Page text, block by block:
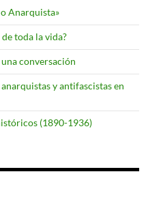
Anarquista»
toda la vida?
conversación
y antifascistas en
(1890-1936)